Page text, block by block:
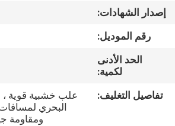
جولة
المعمل
مراقبة
إصدار الشهادات:
رقم الموديل:
الحد الأدنى
لكمية:
تفاصيل التغليف:
علب خشبية قوية ،
البحري
ومقاومة